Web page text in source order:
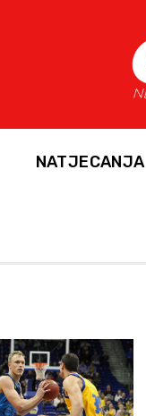
NATJECANJA